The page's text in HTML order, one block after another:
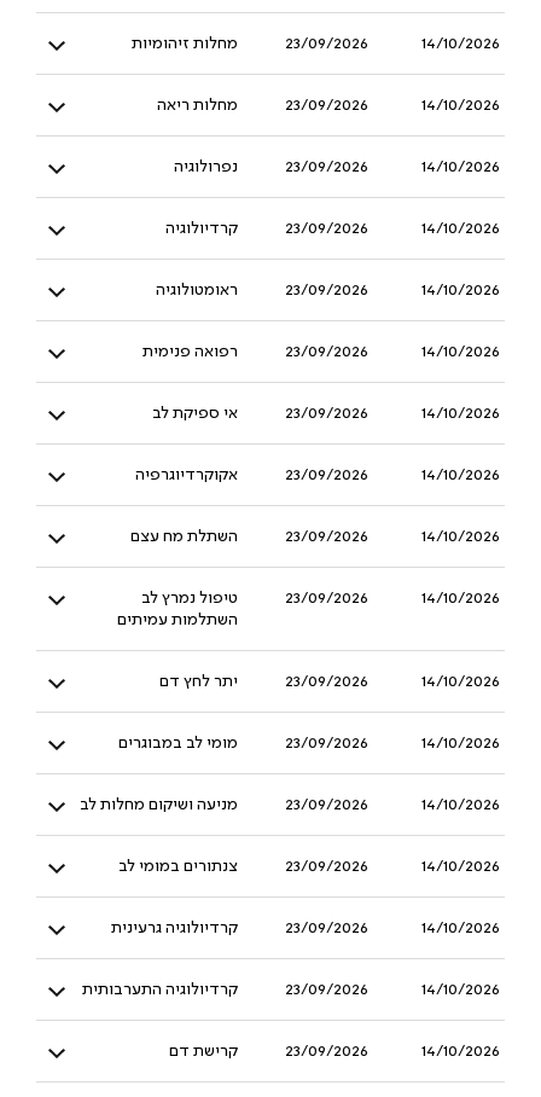
14/10/2026
23/09/2026 מחלות זיהומיות
14/10/2026
23/09/2026 מחלות ריאה
14/10/2026
23/09/2026 נפרולוגיה
14/10/2026
23/09/2026 קרדיולוגיה
14/10/2026
23/09/2026 ראומטולוגיה
14/10/2026
23/09/2026 רפואה פנימית
14/10/2026
23/09/2026 אי ספיקת לב
14/10/2026
23/09/2026 אקוקרדיוגרפיה
14/10/2026
23/09/2026 השתלת מח עצם
14/10/2026
23/09/2026
טיפול נמרץ לב
השתלמות עמיתים
14/10/2026
23/09/2026 יתר לחץ דם
14/10/2026
23/09/2026 מומי לב במבוגרים
14/10/2026
23/09/2026 מניעה ושיקום מחלות לב
14/10/2026
23/09/2026 צנתורים במומי לב
14/10/2026
23/09/2026 קרדיולוגיה גרעינית
14/10/2026
23/09/2026 קרדיולוגיה התערבותית
14/10/2026
23/09/2026 קרישת דם